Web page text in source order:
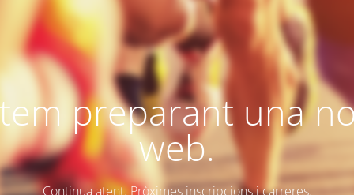
preparant una
web.
Continua atent. Pròximes inscripcions i carreres.